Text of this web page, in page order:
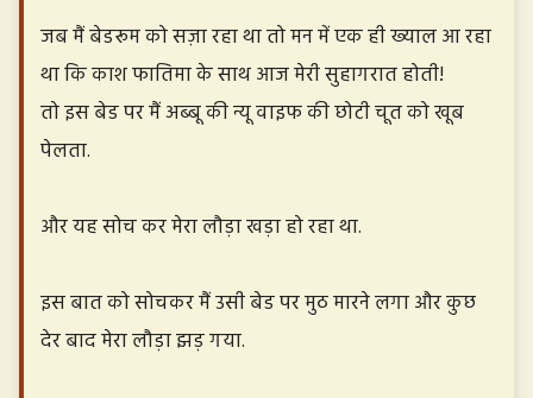
जब मैं बेडरूम को सज़ा रहा था तो मन में एक ही ख्याल आ रहा
था कि काश फातिमा के साथ आज मेरी सुहागरात होती!
तो इस बेड पर मैं अब्बू की न्यू वाइफ की छोटी चूत को खूब
पेलता.
और यह सोच कर मेरा लौड़ा खड़ा हो रहा था.
इस बात को सोचकर मैं उसी बेड पर मुठ मारने लगा और कुछ
देर बाद मेरा लौड़ा झड़ गया.